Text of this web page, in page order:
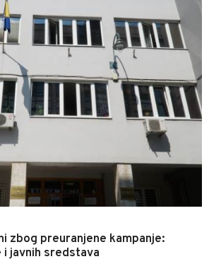
zbog preuranjene kampanje:
javnih sredstava